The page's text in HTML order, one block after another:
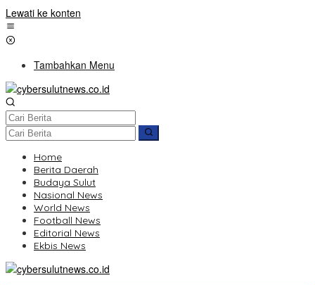
Lewati ke konten
Tambahkan Menu
Home
Berita Daerah
Budaya Sulut
Nasional News
World News
Football News
Editorial News
Ekbis News